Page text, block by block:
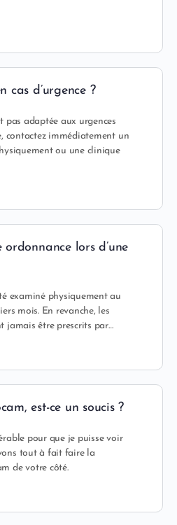
cas d’urgence ?
pas adaptée aux urgences
contactez immédiatement un
ou une clinique
lors d’une
examiné physiquement au
mois. En revanche, les
jamais être prescrits par…
est-ce un soucis ?
pour que je puisse voir
tout à fait faire la
de votre côté.